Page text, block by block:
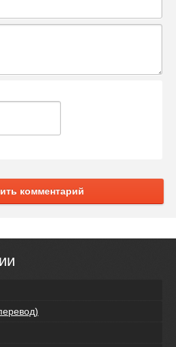
комментарий